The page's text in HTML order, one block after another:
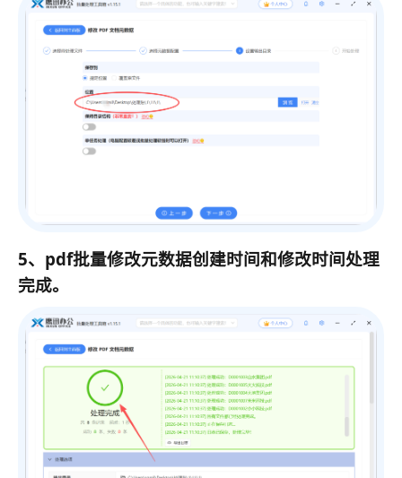
5、pdf批量修改元数据创建时间和修改时间处理
完成。